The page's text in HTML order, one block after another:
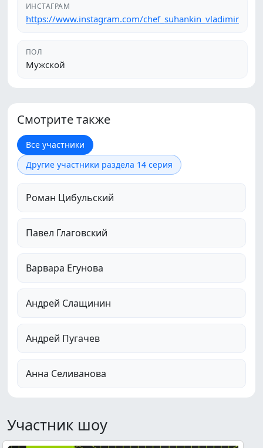
ИНСТАГРАМ
https://www.instagram.com/chef_suhankin_vladimir
ПОЛ
Мужской
Смотрите также
Все участники
Другие участники раздела 14 серия
Роман Цибульский
Павел Глаговский
Варвара Егунова
Андрей Слащинин
Андрей Пугачев
Анна Селиванова
Участник шоу